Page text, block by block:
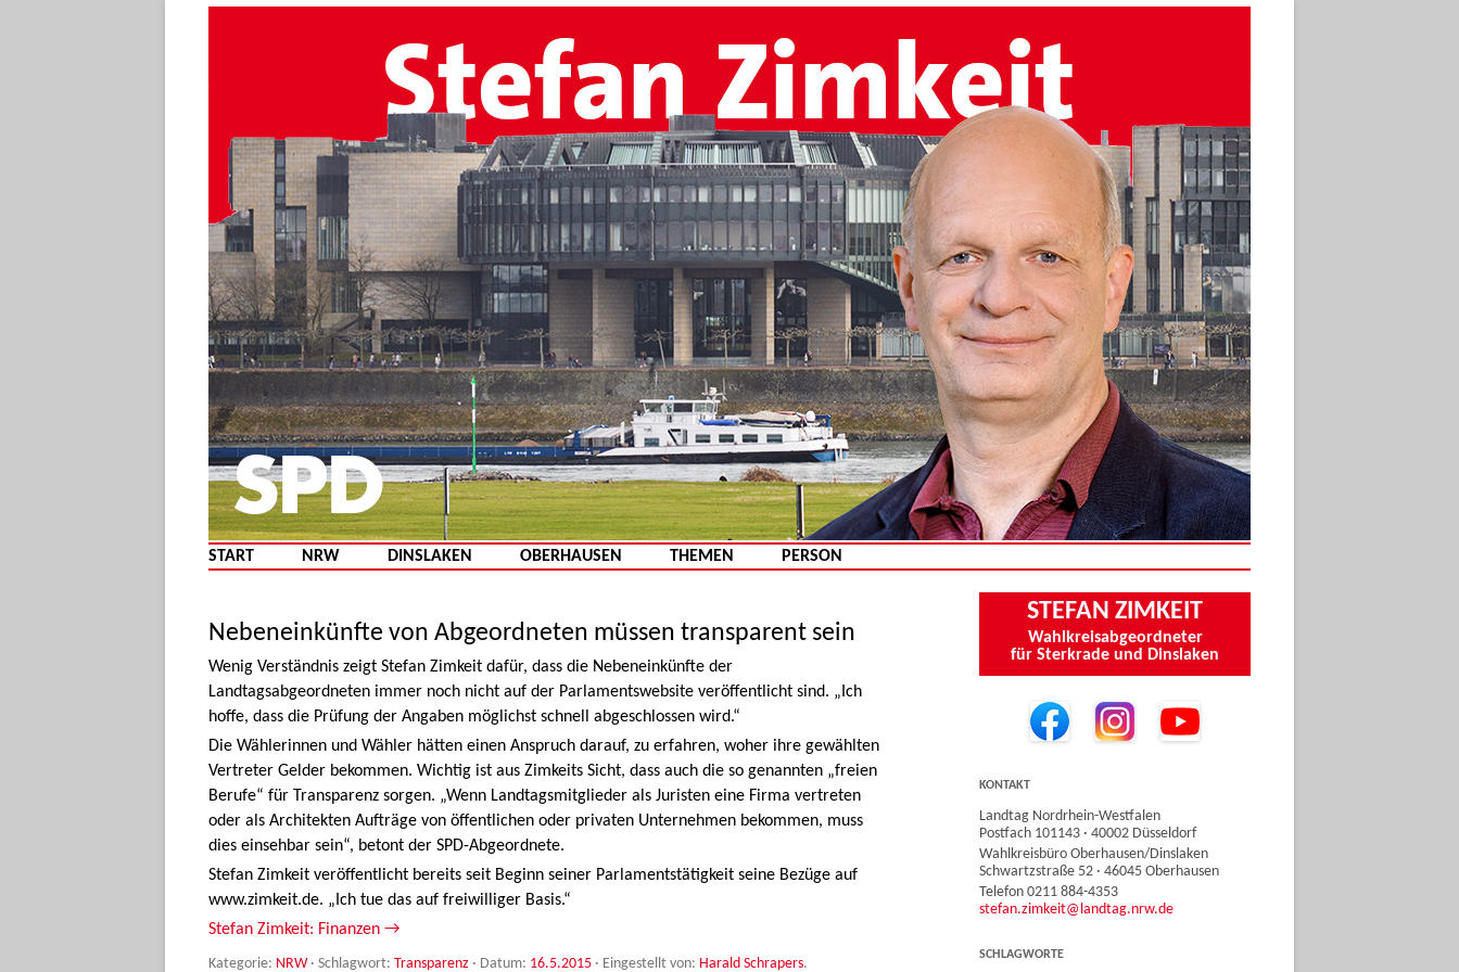
Zum Inhalt springen
START NRW DINSLAKEN OBERHAUSEN THEMEN PERSON
Nebeneinkünfte von Abgeordneten müssen transparent sein
Wenig Verständnis zeigt Stefan Zimkeit dafür, dass die Nebeneinkünfte der
Landtagsabgeordneten immer noch nicht auf der Parlamentswebsite veröffentlicht sind. „Ich
hoffe, dass die Prüfung der Angaben möglichst schnell abgeschlossen wird.“
Die Wählerinnen und Wähler hätten einen Anspruch darauf, zu erfahren, woher ihre gewählten
Vertreter Gelder bekommen. Wichtig ist aus Zimkeits Sicht, dass auch die so genannten „freien
Berufe“ für Transparenz sorgen. „Wenn Landtagsmitglieder als Juristen eine Firma vertreten
oder als Architekten Aufträge von öffentlichen oder privaten Unternehmen bekommen, muss
dies einsehbar sein“, betont der SPD-Abgeordnete.
Stefan Zimkeit veröffentlicht bereits seit Beginn seiner Parlamentstätigkeit seine Bezüge auf
www.zimkeit.de. „Ich tue das auf freiwilliger Basis.“
Stefan Zimkeit: Finanzen →
Kategorie: NRW· Schlagwort: Transparenz · Datum: 16.5.2015 · Eingestellt von: Harald Schrapers.
STEFAN ZIMKEIT
Wahlkreisabgeordneter
für Sterkrade und Dinslaken
KONTAKT
Landtag Nordrhein-Westfalen
Postfach 101143 · 40002 Düsseldorf
Wahlkreisbüro Oberhausen/Dinslaken
Schwartzstraße 52 · 46045 Oberhausen
Telefon 0211 884-4353
stefan.zimkeit@landtag.nrw.de
SCHLAGWORTE